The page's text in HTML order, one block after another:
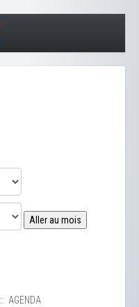
Aller au mois
:: AGENDA